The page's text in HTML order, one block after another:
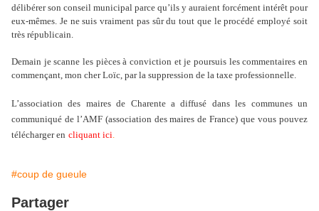
délibérer son conseil municipal parce qu’ils y auraient forcément intérêt pour
eux-mêmes. Je ne suis vraiment pas sûr du tout que le procédé employé soit
très républicain.
Demain je scanne les pièces à conviction et je poursuis les commentaires en
commençant, mon cher Loïc, par la suppression de la taxe professionnelle.
L’association des maires de Charente a diffusé dans les communes un
communiqué de l’AMF (association des maires de France) que vous pouvez
télécharger en cliquant ici.
#coup de gueule
Partager